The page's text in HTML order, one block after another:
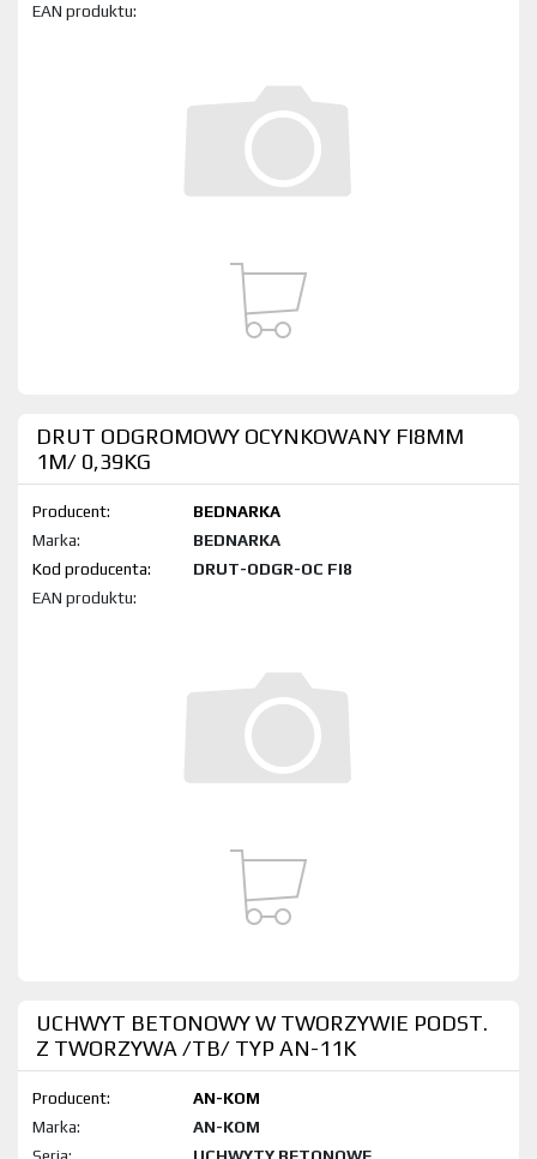
EAN produktu:
DRUT ODGROMOWY OCYNKOWANY FI8MM
1M/ 0,39KG
Producent:
BEDNARKA
Marka:
BEDNARKA
Kod produktu:
DRUT-ODGR-OC FI8
EAN produktu:
UCHWYT BETONOWY W TWORZYWIE PODST.
Z TWORZYWA /TB/ TYP AN-11K
Producent:
AN-KOM
Marka:
AN-KOM